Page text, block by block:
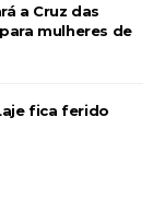
a Cruz das
mulheres de
fica ferido